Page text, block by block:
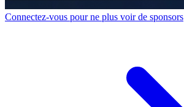
Connectez-vous pour ne plus voir de sponsors